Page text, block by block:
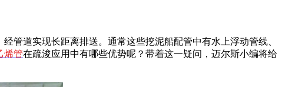
道实现长距离排送。通常这些挖泥船配管中有水上浮动管线、
烯管在疏浚应用中有哪些优势呢？带着这一疑问，迈尔斯小编将给